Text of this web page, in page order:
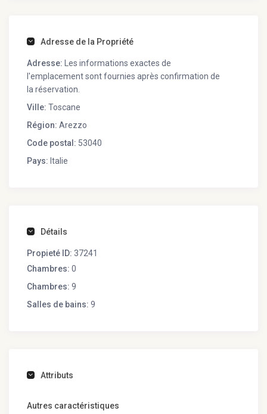
Adresse de la Propriété
Adresse: Les informations exactes de
l'emplacement sont fournies après confirmation de
la réservation.
Ville: Toscane
Région: Arezzo
Code postal: 53040
Pays: Italie
Détails
Propieté ID: 37241
Chambres: 0
Chambres: 9
Salles de bains: 9
Attributs
Autres caractéristiques